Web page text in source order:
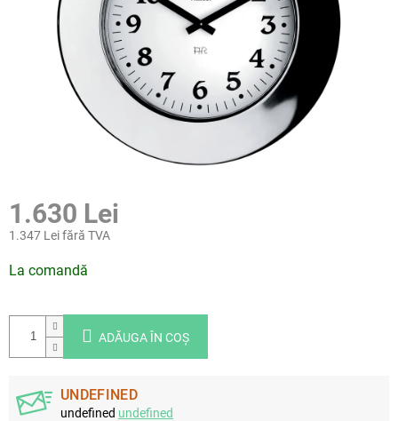
1.630 Lei
1.347 Lei fără TVA
preţ:
La comandă
ADĂUGA ÎN COŞ
UNDEFINED
undefined undefined